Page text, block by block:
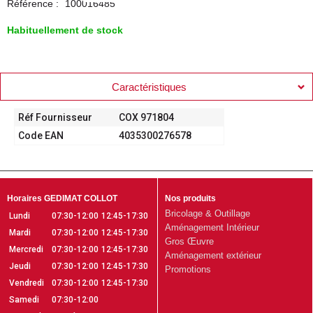
Référence : 100016485
Habituellement de stock
Caractéristiques
Réf Fournisseur
COX 971804
Code EAN
4035300276578
Horaires GEDIMAT COLLOT
Lundi
07:30-12:00 12:45-17:30
Mardi
07:30-12:00 12:45-17:30
Mercredi
07:30-12:00 12:45-17:30
Jeudi
07:30-12:00 12:45-17:30
Vendredi
07:30-12:00 12:45-17:30
Samedi
07:30-12:00
Nos produits
Bricolage & Outillage
Aménagement Intérieur
Gros Œuvre
Aménagement extérieur
Promotions